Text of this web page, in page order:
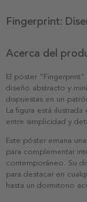
Fingerprint:
Acerca del
El póster "Fingerprint"
diseño abstracto y
dispuestas en un
La figura está
entre simplicidad y
Este póster emana
para complementar
contemporáneo. Su
para destacar en
hasta un dormitorio